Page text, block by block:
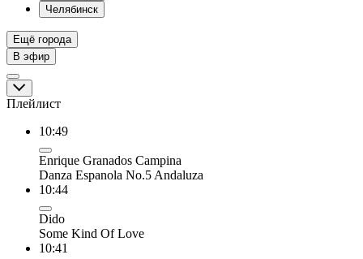
Челябинск
Ещё города
В эфир
Плейлист
10:49
Enrique Granados Campina
Danza Espanola No.5 Andaluza
10:44
Dido
Some Kind Of Love
10:41